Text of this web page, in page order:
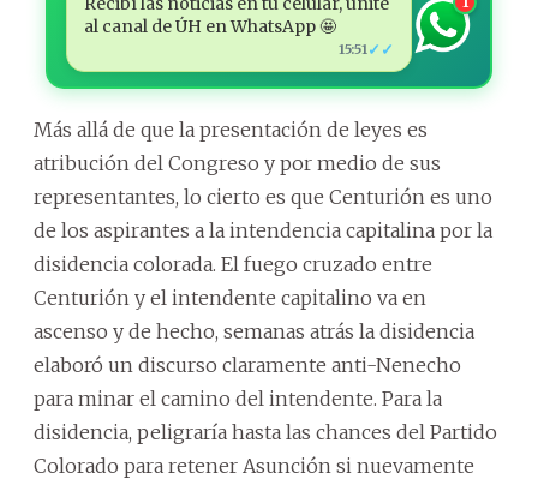
al canal de ÚH en WhatsApp 🤩
15:51 ✓✓
Más allá de que la presentación de leyes es
atribución del Congreso y por medio de sus
representantes, lo cierto es que Centurión es uno
de los aspirantes a la intendencia capitalina por la
disidencia colorada. El fuego cruzado entre
Centurión y el intendente capitalino va en
ascenso y de hecho, semanas atrás la disidencia
elaboró un discurso claramente anti-Nenecho
para minar el camino del intendente. Para la
disidencia, peligraría hasta las chances del Partido
Colorado para retener Asunción si nuevamente